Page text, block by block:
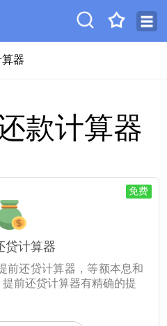
器
款计算器
免费
贷计算器
前还贷计算器，等额本息和
前还贷计算器有精确的提